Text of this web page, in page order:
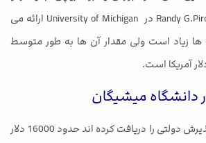
بورسی تحت عنوان Randy G.Pirotin در University of Michigan ارائه می
ها زیاد است ولی مقدار آن ها به طور متوسط
دانشگاه میشیگان
هزینه برای کسانی که پذیرش دولتی را دریافت کرده اند حدود 16000 دلار